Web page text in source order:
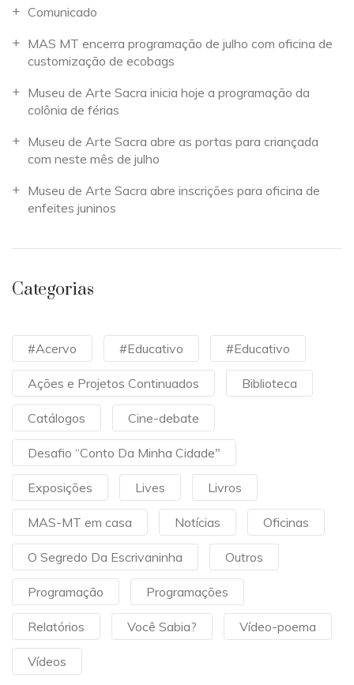
Comunicado
MAS MT encerra programação de julho com oficina de
customização de ecobags
Museu de Arte Sacra inicia hoje a programação da
colônia de férias
Museu de Arte Sacra abre as portas para criançada
com neste mês de julho
Museu de Arte Sacra abre inscrições para oficina de
enfeites juninos
Categorias
#Acervo #Educativo #Educativo
Ações e Projetos Continuados Biblioteca
Catálogos Cine-debate
Desafio “Conto Da Minha Cidade"
Exposições Lives Livros
MAS-MT em casa Notícias Oficinas
O Segredo Da Escrivaninha Outros
Programação Programações
Relatórios Você Sabia? Vídeo-poema
Vídeos